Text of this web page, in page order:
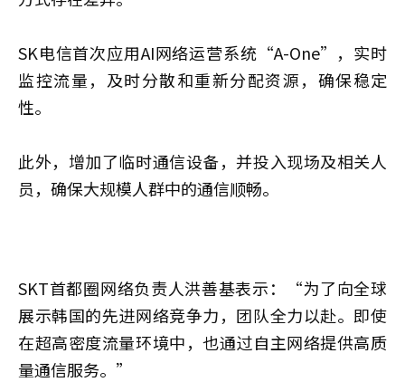
SK电信首次应用AI网络运营系统“A-One”，实时
监控流量，及时分散和重新分配资源，确保稳定
性。
此外，增加了临时通信设备，并投入现场及相关人
员，确保大规模人群中的通信顺畅。
SKT首都圈网络负责人洪善基表示：“为了向全球
展示韩国的先进网络竞争力，团队全力以赴。即使
在超高密度流量环境中，也通过自主网络提供高质
量通信服务。”